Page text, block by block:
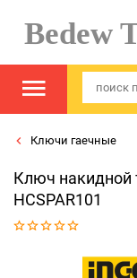
Bedew
Ключи гаечные
Ключ накидной
HCSPAR101